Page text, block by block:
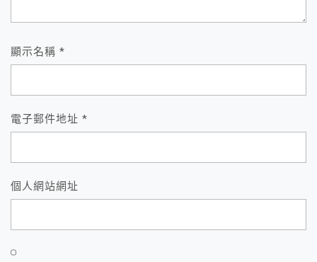
顯示名稱 *
電子郵件地址 *
個人網站網址